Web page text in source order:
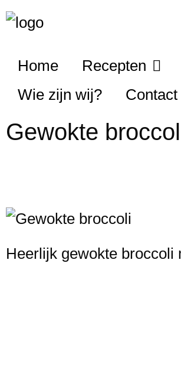
Home Recepten
Wie zijn wij?
Contact
Gewokte
Heerlijk gewokte broccoli